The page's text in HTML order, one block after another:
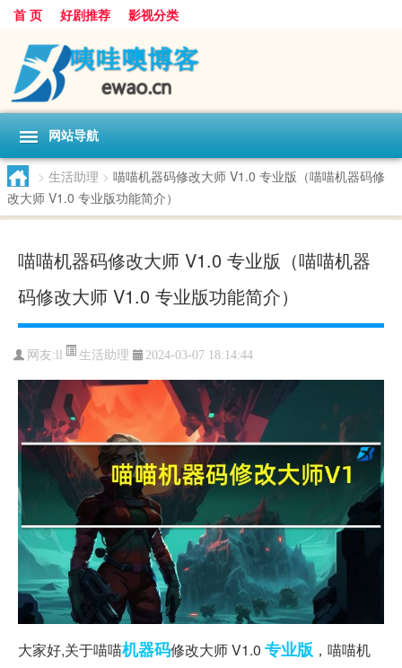
首 页 好剧推荐 影视分类
网站导航
> 生活助理 > 喵喵机器码修改大师 V1.0 专业版（喵喵机器码修
改大师 V1.0 专业版功能简介）
喵喵机器码修改大师 V1.0 专业版（喵喵机器
码修改大师 V1.0 专业版功能简介）
网友: 生活助理 2024-03-07 18:14:44
大家好,关于喵喵机器码修改大师 V1.0 专业版 ，喵喵机